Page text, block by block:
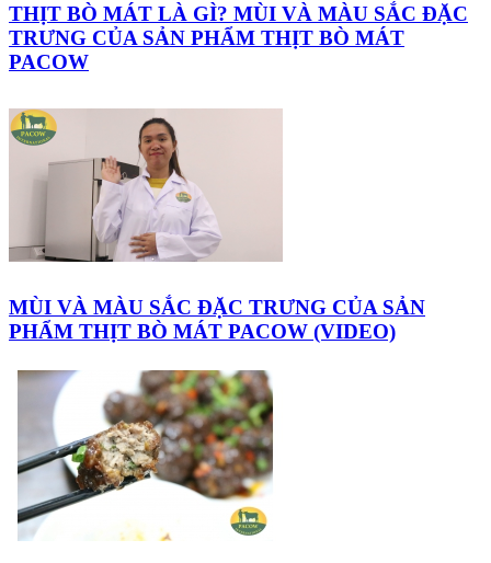
THỊT BÒ MÁT LÀ GÌ? MÙI VÀ MÀU SẮC ĐẶC
TRƯNG CỦA SẢN PHẨM THỊT BÒ MÁT
PACOW
MÙI VÀ MÀU SẮC ĐẶC TRƯNG CỦA SẢN
PHẨM THỊT BÒ MÁT PACOW (VIDEO)